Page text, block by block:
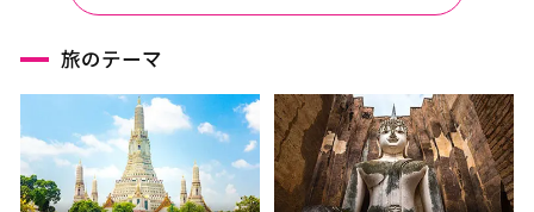
旅のテーマ